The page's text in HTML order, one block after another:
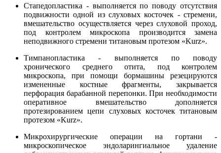
Стапедопластика - выполняется по поводу отсутствия
подвижности одной из слуховых косточек - стремени,
вмешательство осуществляется через слуховой проход,
под контролем микроскопа производится замена
неподвижного стремени титановым протезом «Kurz».
Тимпанопластика - выполняется по поводу
хронического среднего отита, под контролем
микроскопа, при помощи бормашины резецируются
измененные костные фрагменты, закрывается
перфорация барабанной перепонки. При необходимости
оперативное вмешательство дополняется
протезированием цепи слуховых косточек титановым
протезом «Kurz».
Микрохирургические операции на гортани -
микроскопическое эндоларингиальное удаление